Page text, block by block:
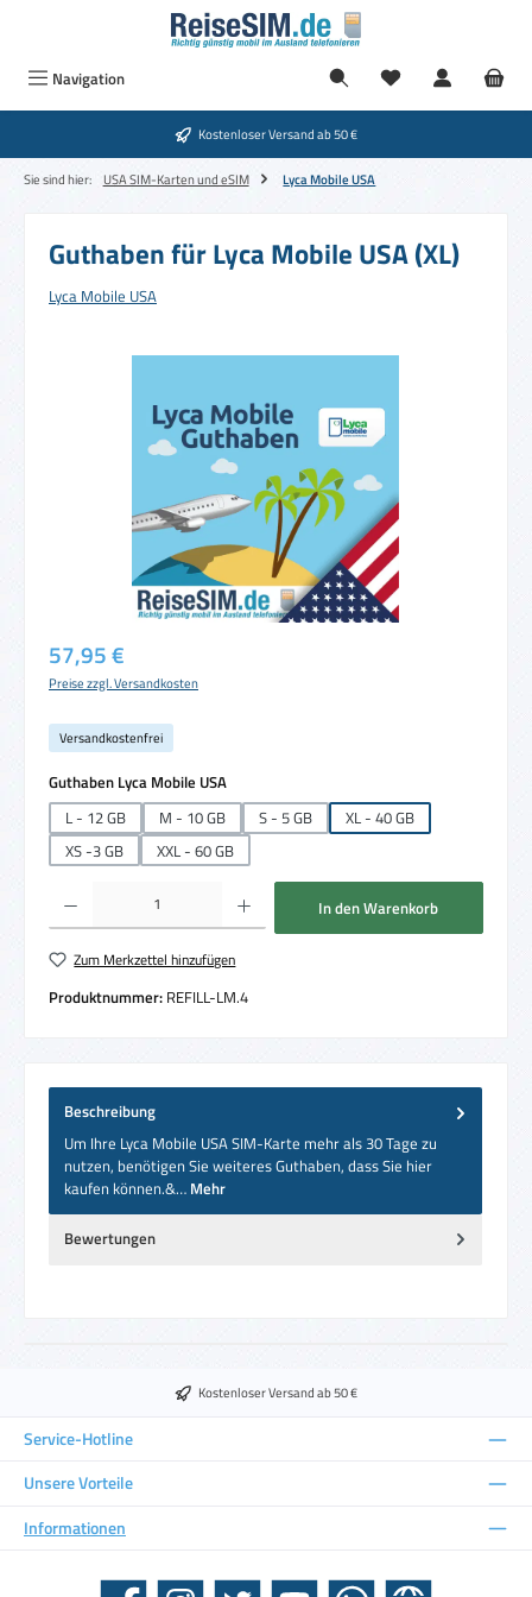
Zum Hauptinhalt springen
Navigation
Kostenloser Versand ab 50 €
Sie sind hier: USA SIM-Karten und eSIM Lyca Mobile USA
Guthaben für Lyca Mobile USA (XL)
Lyca Mobile USA
Regulärer Preis:
57,95 €
Preise zzgl. Versandkosten
Versandkostenfrei
Guthaben Lyca Mobile USAauswählen
L - 12 GB
M - 10 GB S - 5 GB
XL - 40 GB
XS -3 GB
XXL - 60 GB
Produkt Anzahl: Gib den gewünschten Wert ein oder benutze die Schaltflächen um
In den Warenkorb
Zum Merkzettel hinzufügen
Produktnummer: REFILL-LM.4
Beschreibung
Um Ihre Lyca Mobile USA SIM-Karte mehr als 30 Tage zu
nutzen, benötigen Sie weiteres Guthaben, dass Sie hier
kaufen können.&… Mehr
Bewertungen
Kostenloser Versand ab 50 €
Service-Hotline
Unsere Vorteile
Informationen